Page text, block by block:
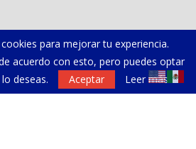
para mejorar tu experiencia.
acuerdo con esto, pero puedes optar
deseas.
Aceptar Leer más